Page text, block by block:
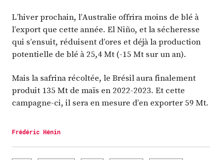
L’hiver prochain, l’Australie offrira moins de blé à
l’export que cette année. El Niño, et la sécheresse
qui s’ensuit, réduisent d’ores et déjà la production
potentielle de blé à 25,4 Mt (-15 Mt sur un an).
Mais la safrina récoltée, le Brésil aura finalement
produit 135 Mt de maïs en 2022-2023. Et cette
campagne-ci, il sera en mesure d’en exporter 59 Mt.
Frédéric Hénin